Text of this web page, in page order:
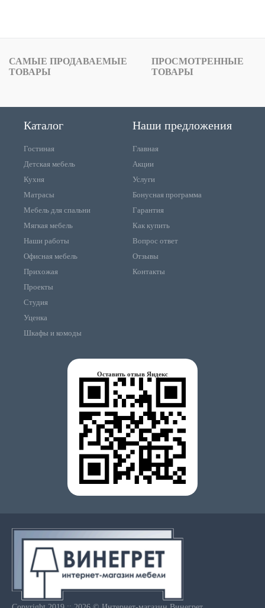
САМЫЕ ПРОДАВАЕМЫЕ
ТОВАРЫ
ПРОСМОТРЕННЫЕ
ТОВАРЫ
Каталог
Гостиная
Детская мебель
Кухня
Матрасы
Мебель для спальни
Мягкая мебель
Наши работы
Офисная мебель
Прихожая
Проекты
Студия
Уценка
Шкафы и комоды
Наши предложения
Главная
Акции
Услуги
Бонусная программа
Гарантия
Как купить
Вопрос ответ
Отзывы
Контакты
Оставить отзыв Яндекс